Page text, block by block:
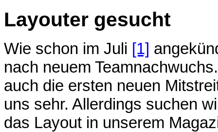
Layouter gesucht
Wie schon im Juli [1]
nach neuem
auch die ersten neuen
uns sehr. Allerdings suchen
das Layout in unserem